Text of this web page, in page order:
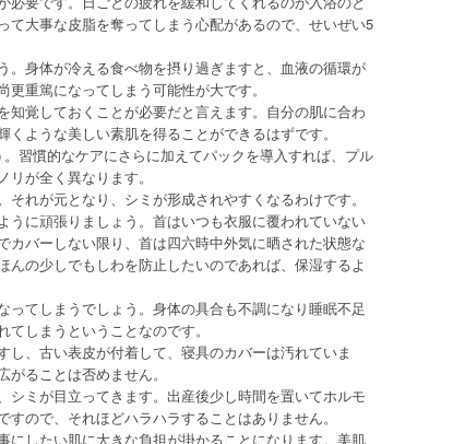
大事な皮脂を奪ってしまう心配があるので、せいぜい5
身体が冷える食べ物を摂り過ぎますと、血液の循環が
重篤になってしまう可能性が大です。
覚しておくことが必要だと言えます。自分の肌に合わ
ような美しい素肌を得ることができるはずです。
習慣的なケアにさらに加えてパックを導入すれば、プル
が全く異なります。
れが元となり、シミが形成されやすくなるわけです。
に頑張りましょう。首はいつも衣服に覆われていない
バーしない限り、首は四六時中外気に晒された状態な
の少しでもしわを防止したいのであれば、保湿するよ
てしまうでしょう。身体の具合も不調になり睡眠不足
しまうということなのです。
、古い表皮が付着して、寝具のカバーは汚れていま
ることは否めません。
ミが目立ってきます。出産後少し時間を置いてホルモ
ので、それほどハラハラすることはありません。
にしたい肌に大きな負担が掛かることになります。美肌